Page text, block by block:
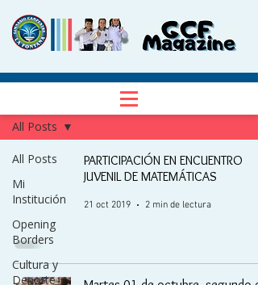
All Posts
Mi
Institución
Opening
Borders
Cultura y
Deporte
All Posts
PARTICIPACIÓN EN ENCUENTRO
JUVENIL DE MATEMÁTICAS
21 oct 2019 2 min de lectura